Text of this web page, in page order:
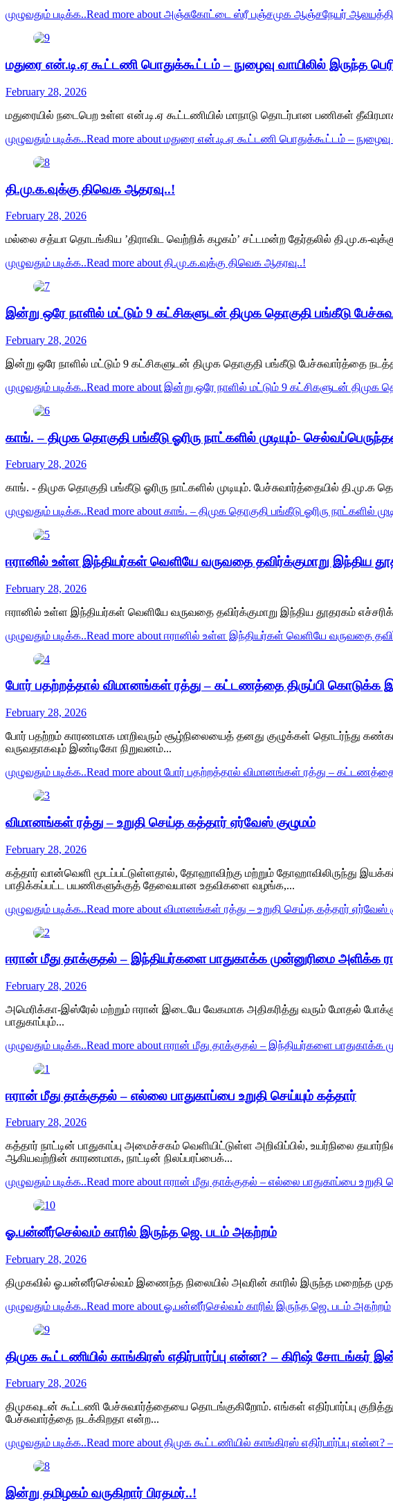
முழுவதும் படிக்க..Read more about அஞ்சுகோட்டை ஸ்ரீ பஞ்சமுக ஆஞ்சநேயர் ஆலயத்தில்
மதுரை என்.டி.ஏ கூட்டணி பொதுக்கூட்டம் – நுழைவு வாயிலில் இருந்த
February 28, 2026
மதுரையில் நடைபெற உள்ள என்.டி.ஏ கூட்டணியில் மாநாடு தொடர்பான பணிகள்
முழுவதும் படிக்க..Read more about மதுரை என்.டி.ஏ கூட்டணி பொதுக்கூட்டம் –
தி.மு.க.வுக்கு திவெக ஆதரவு..!
February 28, 2026
மல்லை சத்யா தொடங்கிய ’திராவிட வெற்றிக் கழகம்’ சட்டமன்ற தேர்தலில் தி.மு.க-
முழுவதும் படிக்க..Read more about தி.மு.க.வுக்கு திவெக ஆதரவு..!
இன்று ஒரே நாளில் மட்டும் 9 கட்சிகளுடன் திமுக தொகுதி பங்கீடு
February 28, 2026
இன்று ஒரே நாளில் மட்டும் 9 கட்சிகளுடன் திமுக தொகுதி பங்கீடு பேச்சுவார்த்தை
முழுவதும் படிக்க..Read more about இன்று ஒரே நாளில் மட்டும் 9 கட்சிகளுடன் திமுக
காங். – திமுக தொகுதி பங்கீடு ஓரிரு நாட்களில் முடியும்-
February 28, 2026
காங். - திமுக தொகுதி பங்கீடு ஓரிரு நாட்களில் முடியும். பேச்சுவார்த்தையில்
முழுவதும் படிக்க..Read more about காங். – திமுக தொகுதி பங்கீடு ஓரிரு நாட்களில்
ஈரானில் உள்ள இந்தியர்கள் வெளியே வருவதை தவிர்க்குமாறு இந்திய
February 28, 2026
ஈரானில் உள்ள இந்தியர்கள் வெளியே வருவதை தவிர்க்குமாறு இந்திய தூதரகம்
முழுவதும் படிக்க..Read more about ஈரானில் உள்ள இந்தியர்கள் வெளியே வருவதை
போர் பதற்றத்தால் விமானங்கள் ரத்து – கட்டணத்தை திருப்பி கொடுக்க
February 28, 2026
போர் பதற்றம் காரணமாக மாறிவரும் சூழ்நிலையைத் தனது குழுக்கள் தொடர்ந்து
வருவதாகவும் இண்டிகோ நிறுவனம்...
முழுவதும் படிக்க..Read more about போர் பதற்றத்தால் விமானங்கள் ரத்து –
விமானங்கள் ரத்து – உறுதி செய்த கத்தார் ஏர்வேஸ் குழுமம்
February 28, 2026
கத்தார் வான்வெளி மூடப்பட்டுள்ளதால், தோஹாவிற்கு மற்றும் தோஹாவிலிருந்து
பாதிக்கப்பட்ட பயணிகளுக்குத் தேவையான உதவிகளை வழங்க,...
முழுவதும் படிக்க..Read more about விமானங்கள் ரத்து – உறுதி செய்த கத்தார் ஏர்வேஸ்
ஈரான் மீது தாக்குதல் – இந்தியர்களை பாதுகாக்க முன்னுரிமை அளிக்க
February 28, 2026
அமெரிக்கா-இஸ்ரேல் மற்றும் ஈரான் இடையே வேகமாக அதிகரித்து வரும் மோதல்
பாதுகாப்பும்...
முழுவதும் படிக்க..Read more about ஈரான் மீது தாக்குதல் – இந்தியர்களை
ஈரான் மீது தாக்குதல் – எல்லை பாதுகாப்பை உறுதி செய்யும் கத்தார்
February 28, 2026
கத்தார் நாட்டின் பாதுகாப்பு அமைச்சகம் வெளியிட்டுள்ள அறிவிப்பில், உயர்நிலை
ஆகியவற்றின் காரணமாக, நாட்டின் நிலப்பரப்பைக்...
முழுவதும் படிக்க..Read more about ஈரான் மீது தாக்குதல் – எல்லை பாதுகாப்பை உறுதி
ஓ.பன்னீர்செல்வம் காரில் இருந்த ஜெ. படம் அகற்றம்
February 28, 2026
திமுகவில் ஓ.பன்னீர்செல்வம் இணைந்த நிலையில் அவரின் காரில் இருந்த மறைந்த
முழுவதும் படிக்க..Read more about ஓ.பன்னீர்செல்வம் காரில் இருந்த ஜெ. படம் அகற்றம்
திமுக கூட்டணியில் காங்கிரஸ் எதிர்பார்ப்பு என்ன? – கிரிஷ் சோடங்கர்
February 28, 2026
திமுகவுடன் கூட்டணி பேச்சுவார்த்தையை தொடங்குகிறோம். எங்கள் எதிர்பார்ப்பு
பேச்சுவார்த்தை நடக்கிறதா என்ற...
முழுவதும் படிக்க..Read more about திமுக கூட்டணியில் காங்கிரஸ் எதிர்பார்ப்பு
இன்று தமிழகம் வருகிறார் பிரதமர்..!